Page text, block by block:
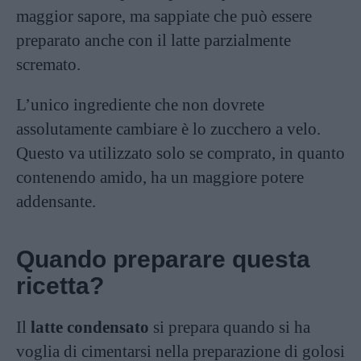
maggior sapore, ma sappiate che può essere
preparato anche con il latte parzialmente
scremato.
L’unico ingrediente che non dovrete
assolutamente cambiare è lo zucchero a velo.
Questo va utilizzato solo se comprato, in quanto
contenendo amido, ha un maggiore potere
addensante.
Quando preparare questa
ricetta?
Il latte condensato si prepara quando si ha
voglia di cimentarsi nella preparazione di golosi